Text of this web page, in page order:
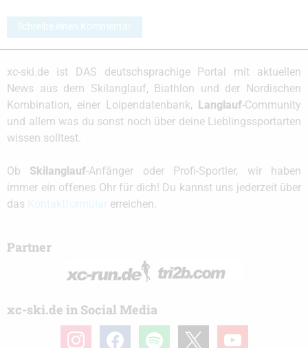
Schreibe einen Kommentar
xc-ski.de ist DAS deutschsprachige Portal mit aktuellen
News aus dem Skilanglauf, Biathlon und der Nordischen
Kombination, einer Loipendatenbank, Langlauf-Community
und allem was du sonst noch über deine Lieblingssportarten
wissen solltest.
Ob Skilanglauf-Anfänger oder Profi-Sportler, wir haben
immer ein offenes Ohr für dich! Du kannst uns jederzeit über
das
erreichen.
Partner
xc-ski.de in Social Media
instagramfacebook spotify youtube